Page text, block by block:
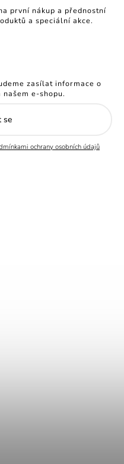
první nákup a přednostní
a speciální akce.
zasílat informace o
našem e-shopu.
ochrany osobních údajů
se